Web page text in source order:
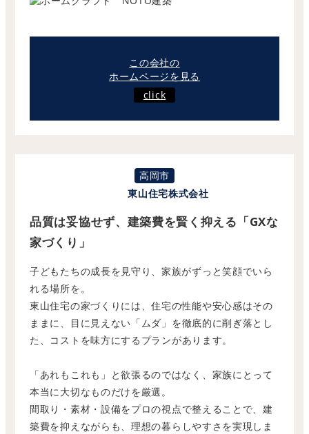
この会社の
ホームページを見る
click
高岡市
東山住宅株式会社
品質は妥協せず、建築費を賢く抑える「GXな
家づくり」
子どもたちの成長を見守り、家族がずっと笑顔でいら
れる場所を。
東山住宅の家づくりには、住宅の性能や安心感はその
ままに、
目に見えない「ムダ」を徹底的に削ぎ落とし
た、 コストを味方にするプランがあります。
「あれもこれも」と欲張るのではなく、 家族にとって
本当に大切なものだけを厳選。
間取り・素材・ 設備をプロの視点で整えることで、建
築費を抑えながらも、 理想の暮らしやすさを実現しま